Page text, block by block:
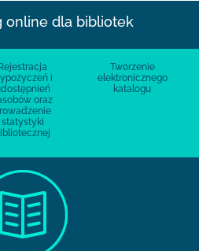
online dla bibliotek
i
oraz
statystyki
Tworzenie
elektronicznego
katalogu